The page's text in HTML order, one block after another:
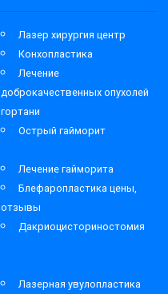
Лазер хирургия центр
Конхопластика
Лечение
доброкачественных опухолей
гортани
Острый гайморит
Лечение гайморита
Блефаропластика цены,
отзывы
Дакриоцисториностомия
Лазерная увулопластика